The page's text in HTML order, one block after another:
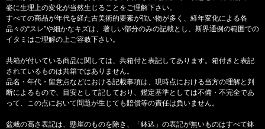
姿に生理上の変化が当然生じることをご理解下さい。
すべての商品が年代を経た古美術的要素が強い物が多く、経年変化による各
品々の“スレ”や細かなキズは、著しい部分のみの記載とし、斯界通例の範囲での
イタミはご理解の上ご容赦下さい。
共箱が付いている商品に関しては、共箱付と表記してあります。箱付きと表記
されているものは共箱ではありません。
品名・年代・留意点などにおける記載事項は、現時点における当方の理解と判
断によるもので、目安として記しており、鑑定基準としては不備・不完全であ
って、この点において問題が生じても賠償等の責任は負いません。
盆栽の高さ表記は、懸崖のものを除き、「鉢込」の表記が無いものはすべて鉢